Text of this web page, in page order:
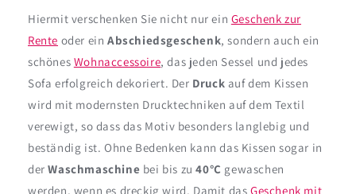
Hiermit verschenken Sie nicht nur ein Geschenk zur
Rente oder ein Abschiedsgeschenk, sondern auch ein
schönes Wohnaccessoire, das jeden Sessel und jedes
Sofa erfolgreich dekoriert. Der Druck auf dem Kissen
wird mit modernsten Drucktechniken auf dem Textil
verewigt, so dass das Motiv besonders langlebig und
beständig ist. Ohne Bedenken kann das Kissen sogar in
derWaschmaschine bei bis zu40°C gewaschen
werden, wenn es dreckig wird. Damit dasGeschenk mit